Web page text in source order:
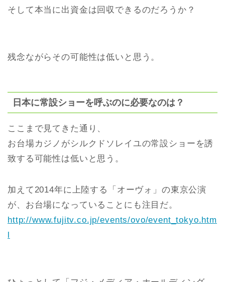
そして本当に出資金は回収できるのだろうか？
残念ながらその可能性は低いと思う。
日本に常設ショーを呼ぶのに必要なのは？
ここまで見てきた通り、
お台場カジノがシルクドソレイユの常設ショーを誘
致する可能性は低いと思う。
加えて2014年に上陸する「オーヴォ」の東京公演
が、お台場になっていることにも注目だ。
http://www.fujitv.co.jp/events/ovo/event_tokyo.htm